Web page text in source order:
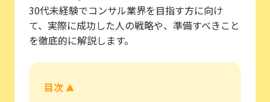
30代未経験でコンサル業界を目指す方に向け
て、実際に成功した人の戦略や、準備すべきこと
を徹底的に解説します。
目次 ▲